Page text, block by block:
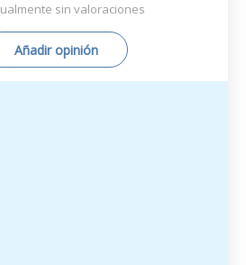
sin valoraciones
Añadir opinión